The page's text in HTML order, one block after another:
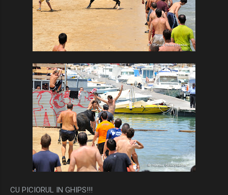
CU PICIORUL IN GHIPS!!!